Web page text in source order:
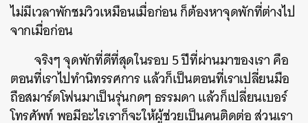
ไม่มีเวลาพักชมวิวเหมือนเมื่อก่อน ก็ต้องหาจุดพักที่ต่างไป
จากเมื่อก่อน
จริงๆ จุดพักที่ดีที่สุดในรอบ 5 ปีที่ผ่านมาของเรา คือ
ตอนที่เราไปทำนิทรรศการ แล้วก็เป็นตอนที่เราเปลี่ยนมือ
ถือสมาร์ตโฟนมาเป็นรุ่นกดๆ ธรรมดา แล้วก็เปลี่ยนเบอร์
โทรศัพท์ พอมีอะไรเราก็จะให้ผู้ช่วยเป็นคนติดต่อ ส่วนเรา